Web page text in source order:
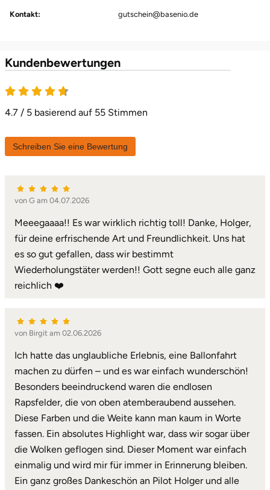
Kontakt: gutschein@basenio.de
Kundenbewertungen
4.7 von 5
4.7 / 5 basierend auf 55 Stimmen
Schreiben Sie eine Bewertung
von G am 04.07.2026
Meeegaaaa!! Es war wirklich richtig toll! Danke, Holger,
für deine erfrischende Art und Freundlichkeit. Uns hat
es so gut gefallen, dass wir bestimmt
Wiederholungstäter werden!! Gott segne euch alle ganz
reichlich ❤️
von Birgit am 02.06.2026
Ich hatte das unglaubliche Erlebnis, eine Ballonfahrt
machen zu dürfen – und es war einfach wunderschön!
Besonders beeindruckend waren die endlosen
Rapsfelder, die von oben atemberaubend aussehen.
Diese Farben und die Weite kann man kaum in Worte
fassen. Ein absolutes Highlight war, dass wir sogar über
die Wolken geflogen sind. Dieser Moment war einfach
einmalig und wird mir für immer in Erinnerung bleiben.
Ein ganz großes Dankeschön an Pilot Holger und alle